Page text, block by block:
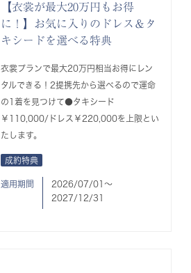
【衣裳が最大20万円もお得
に！】お気に入りのドレス＆タ
キシードを選べる特典
衣裳プランで最大20万円相当お得にレン
タルできる！2提携先から選べるので運命
の1着を見つけて●タキシード
￥110,000/ドレス￥220,000を上限とい
たします。
成約特典
適用期間
2026/07/01〜
2027/12/31